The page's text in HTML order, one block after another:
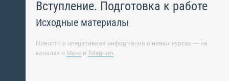
Вступление. Подготовка к работе
Исходные материалы
Новости и оперативная информация о новых курсах — на
каналах в Макс и Telegram.